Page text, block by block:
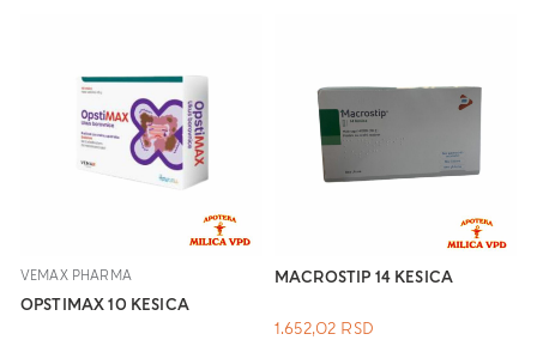
VEMAX PHARMA
OPSTIMAX 10 KESICA
MACROSTIP 14 KESICA
1.652,02 RSD